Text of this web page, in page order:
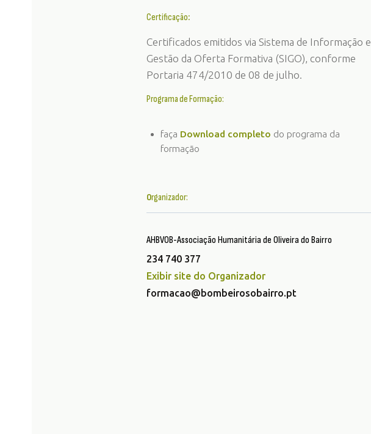
Certificação:
Certificados emitidos via Sistema de Informação e
Gestão da Oferta Formativa (SIGO), conforme
Portaria 474/2010 de 08 de julho.
Programa de Formação:
faça Download completo do programa da
formação
Organizador:
AHBVOB-Associação Humanitária de Oliveira do Bairro
234 740 377
Exibir site do Organizador
formacao@bombeirosobairro.pt